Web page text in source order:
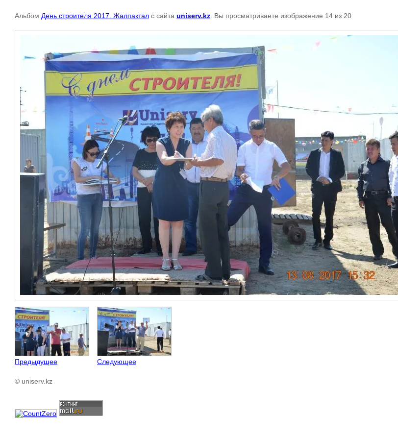
Альбом День строителя 2017. Жалпактал с сайта uniserv.kz . Вы просматриваете изображение 14 из 20
Предыдущее Следующее
© uniserv.kz